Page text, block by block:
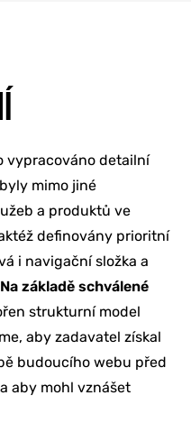
vypracováno detailní
mimo jiné
a produktů ve
definovány prioritní
i navigační složka a
Na základě schválené
strukturní model
aby zadavatel získal
budoucího webu před
aby mohl vznášet